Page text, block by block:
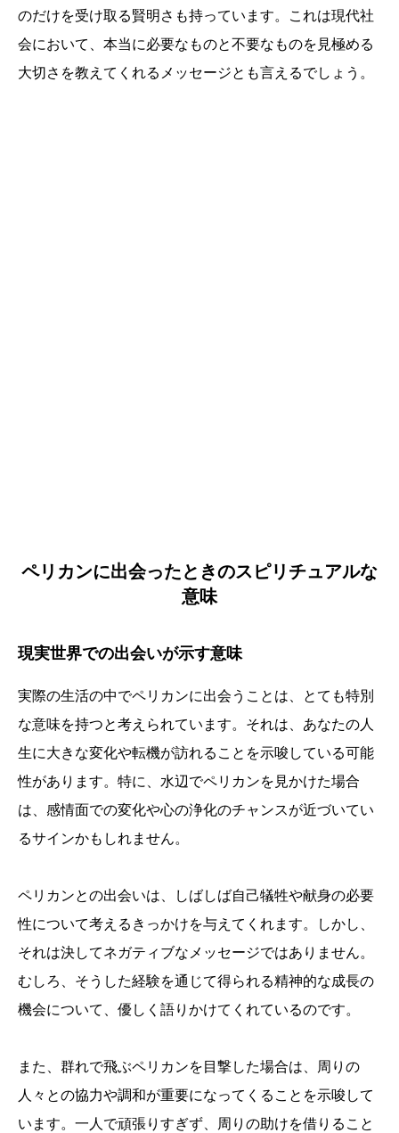
のだけを受け取る賢明さも持っています。これは現代社
会において、本当に必要なものと不要なものを見極める
大切さを教えてくれるメッセージとも言えるでしょう。
ペリカンに出会ったときのスピリチュアルな
意味
現実世界での出会いが示す意味
実際の生活の中でペリカンに出会うことは、とても特別
な意味を持つと考えられています。それは、あなたの人
生に大きな変化や転機が訪れることを示唆している可能
性があります。特に、水辺でペリカンを見かけた場合
は、感情面での変化や心の浄化のチャンスが近づいてい
るサインかもしれません。
ペリカンとの出会いは、しばしば自己犠牲や献身の必要
性について考えるきっかけを与えてくれます。しかし、
それは決してネガティブなメッセージではありません。
むしろ、そうした経験を通じて得られる精神的な成長の
機会について、優しく語りかけてくれているのです。
また、群れで飛ぶペリカンを目撃した場合は、周りの
人々との協力や調和が重要になってくることを示唆して
います。一人で頑張りすぎず、周りの助けを借りること